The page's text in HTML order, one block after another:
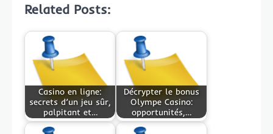
Related Posts:
Casino en ligne:
secrets d’un jeu sûr,
palpitant et…
Décrypter le bonus
Olympe Casino:
opportunités,…